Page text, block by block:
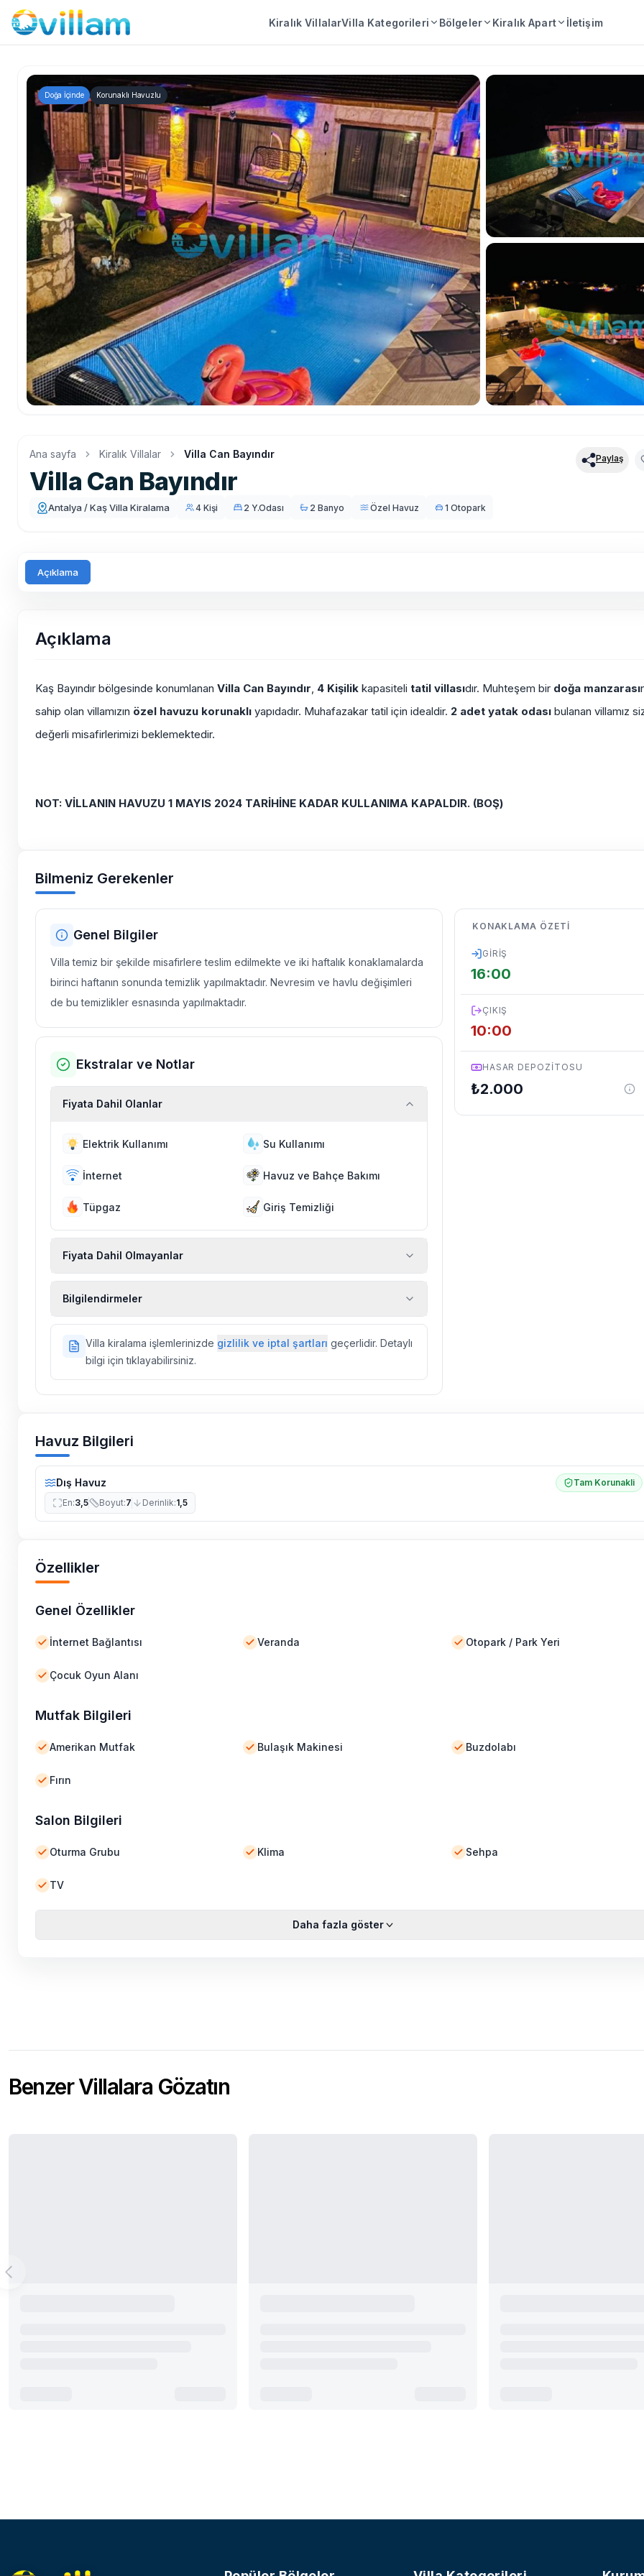
Kiralık VillalarVilla Kategorileri Bölgeler Kiralık Apart İletişim
Doğa İçinde Korunaklı Havuzlu
Ana sayfa Kiralık Villalar Villa Can Bayındır
Villa Can Bayındır
Paylaş
Antalya / Kaş Villa Kiralama 4 Kişi 2 Y.Odası 2 Banyo Özel Havuz 1 Otopark
Açıklama
Açıklama
Kaş Bayındır bölgesinde konumlanan Villa Can Bayındır, 4 Kişilik kapasiteli tatil villasıdır. Muhteşem bir doğa manzarası
sahip olan villamızın özel havuzu korunaklı yapıdadır. Muhafazakar tatil için idealdir. 2 adet yatak odası bulanan villamız
değerli misafirlerimizi beklemektedir.
NOT: VİLLANIN HAVUZU 1 MAYIS 2024 TARİHİNE KADAR KULLANIMA KAPALDIR. (BOŞ)
Bilmeniz Gerekenler
Genel Bilgiler
Villa temiz bir şekilde misafirlere teslim edilmekte ve iki haftalık konaklamalarda
birinci haftanın sonunda temizlik yapılmaktadır. Nevresim ve havlu değişimleri
de bu temizlikler esnasında yapılmaktadır.
Ekstralar ve Notlar
Fiyata Dahil Olanlar
Elektrik Kullanımı Su Kullanımı
İnternet Havuz ve Bahçe Bakımı
Tüpgaz Giriş Temizliği
Fiyata Dahil Olmayanlar
Bilgilendirmeler
ilaçlama yapılmaktadır. Buna rağmen çevrede kelebek, böcek, sinek
vs. bulunma ihtimali vardır.
Villalarımızın bulunmuş olduğu bölgelerde dönemsel olarak altyapı
Villa kiralama işlemlerinizde gizlilik ve iptal şartları geçerlidir. Detaylı
bilgi için tıklayabilirsiniz.
KONAKLAMA ÖZETI
GIRIŞ
16:00
ÇIKIŞ
10:00
HASAR DEPOZITOSU
₺2.000
Havuz Bilgileri
Dış Havuz
Tam Korunakli
En:3,5 Boyut:7 Derinlik:1,5
Özellikler
Genel Özellikler
İnternet Bağlantısı Veranda Otopark / Park Yeri
Çocuk Oyun Alanı
Mutfak Bilgileri
Amerikan Mutfak Bulaşık Makinesi Buzdolabı
Fırın
Salon Bilgileri
Oturma Grubu Klima Sehpa
TV
Daha fazla göster
Benzer Villalara Gözatın